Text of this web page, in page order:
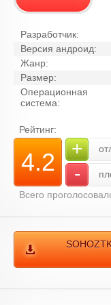
Разработчик:
Версия андроид:
Жанр:
Размер:
Операционная
система:
Рейтинг:
4.2 +
-
Всего